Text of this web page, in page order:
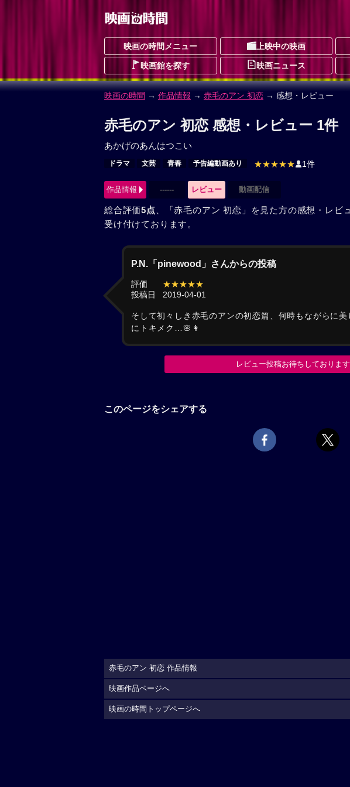
映画の時間メニュー 上映中の映画
映画館を探す 映画ニュース
映画の時間 → 作品情報 → 赤毛のアン 初恋 → 感想・レビュー
赤毛のアン 初恋 感想・レビュー 1件
あかげのあんはつこい
ドラマ 文芸 青春 予告編動画あり ★★★★★ 1件
作品情報 ------ レビュー 動画配信
総合評価5点 、「赤毛のアン 初恋」を見た方の感想・レビ
受け付けております。
P.N.「pinewood」さんからの投稿
評価
★★★★★
投稿日
2019-04-01
そして初々しき赤毛のアンの初恋篇、何時もながらに
にトキメク…🌸👩
レビュー投稿お待ちしております
このページをシェアする
赤毛のアン 初恋 作品情報
映画作品ページへ
映画の時間トップページへ